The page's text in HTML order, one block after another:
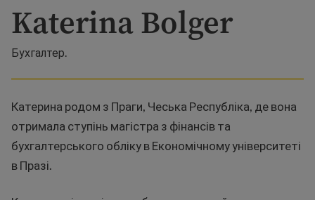
Katerina Bolger
Бухгалтер.
Катерина родом з Праги, Чеська Республіка, де вона
отримала ступінь магістра з фінансів та
бухгалтерського обліку в Економічному університеті
в Празі.